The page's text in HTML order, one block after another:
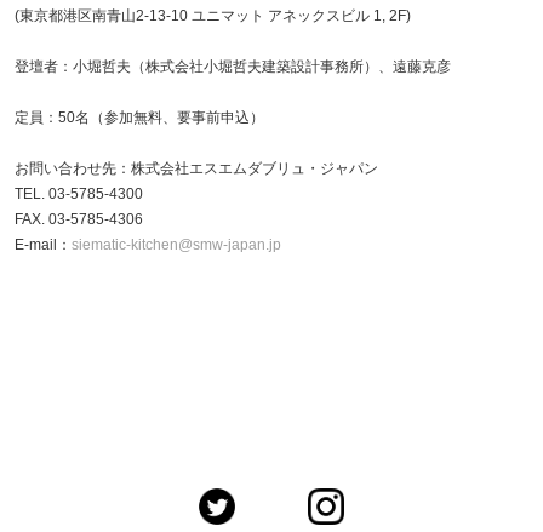
(東京都港区南青山2-13-10 ユニマット アネックスビル 1, 2F)
登壇者：小堀哲夫（株式会社小堀哲夫建築設計事務所）、遠藤克彦
定員：50名（参加無料、要事前申込）
お問い合わせ先：株式会社エスエムダブリュ・ジャパン
TEL. 03-5785-4300
FAX. 03-5785-4306
E-mail： siematic-kitchen@smw-japan.jp